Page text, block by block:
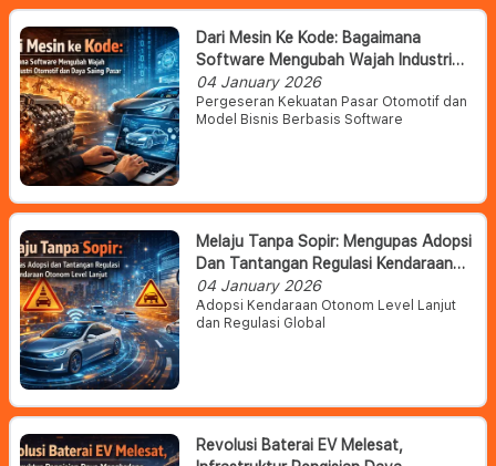
Dari Mesin Ke Kode: Bagaimana
Software Mengubah Wajah Industri
Otomotif Dan Daya Saing Pasar
04 January 2026
Pergeseran Kekuatan Pasar Otomotif dan
Model Bisnis Berbasis Software
Melaju Tanpa Sopir: Mengupas Adopsi
Dan Tantangan Regulasi Kendaraan
Otonom Level Lanjut
04 January 2026
Adopsi Kendaraan Otonom Level Lanjut
dan Regulasi Global
Revolusi Baterai EV Melesat,